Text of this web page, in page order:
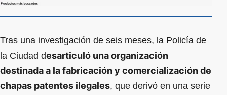
Tras una investigación de seis meses, la Policía de
la Ciudad desarticuló una organización
destinada a la fabricación y comercialización de
chapas patentes ilegales, que derivó en una serie